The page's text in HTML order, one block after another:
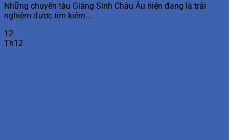
Những chuyến tàu Giáng Sinh Châu Âu hiện đang là trải
nghiệm được tìm kiếm...
12
Th12